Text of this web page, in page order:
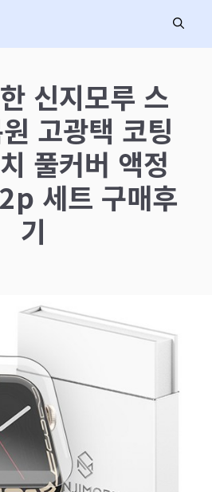
신지모루 스
고광택 코팅
풀커버 액정
세트 구매후
기